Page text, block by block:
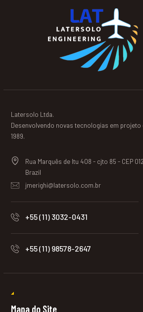
Latersolo Ltda.
Desenvolvendo novas tecnologias em projeto
1989.
Rua Marquês de Itu 408 - cjto 85 - CEP
Brazil
jmerighi@latersolo.com.br
+55 (11) 3032-0431
+55 (11) 98578-2647
Mapa do Site